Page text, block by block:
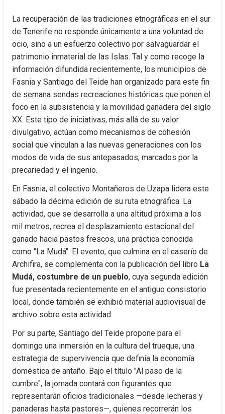
La recuperación de las tradiciones etnográficas en el sur
de Tenerife no responde únicamente a una voluntad de
ocio, sino a un esfuerzo colectivo por salvaguardar el
patrimonio inmaterial de las Islas. Tal y como recoge la
información difundida recientemente, los municipios de
Fasnia y Santiago del Teide han organizado para este fin
de semana sendas recreaciones históricas que ponen el
foco en la subsistencia y la movilidad ganadera del siglo
XX. Este tipo de iniciativas, más allá de su valor
divulgativo, actúan como mecanismos de cohesión
social que vinculan a las nuevas generaciones con los
modos de vida de sus antepasados, marcados por la
precariedad y el ingenio.
En Fasnia, el colectivo Montañeros de Uzapa lidera este
sábado la décima edición de su ruta etnográfica. La
actividad, que se desarrolla a una altitud próxima a los
mil metros, recrea el desplazamiento estacional del
ganado hacia pastos frescos, una práctica conocida
como "La Mudá". El evento, que culmina en el caserío de
Archifira, se complementa con la publicación del libro La
Mudá, costumbre de un pueblo, cuya segunda edición
fue presentada recientemente en el antiguo consistorio
local, donde también se exhibió material audiovisual de
archivo sobre esta actividad.
Por su parte, Santiago del Teide propone para el
domingo una inmersión en la cultura del trueque, una
estrategia de supervivencia que definía la economía
doméstica de antaño. Bajo el título "Al paso de la
cumbre", la jornada contará con figurantes que
representarán oficios tradicionales —desde lecheras y
panaderas hasta pastores—, quienes recorrerán los